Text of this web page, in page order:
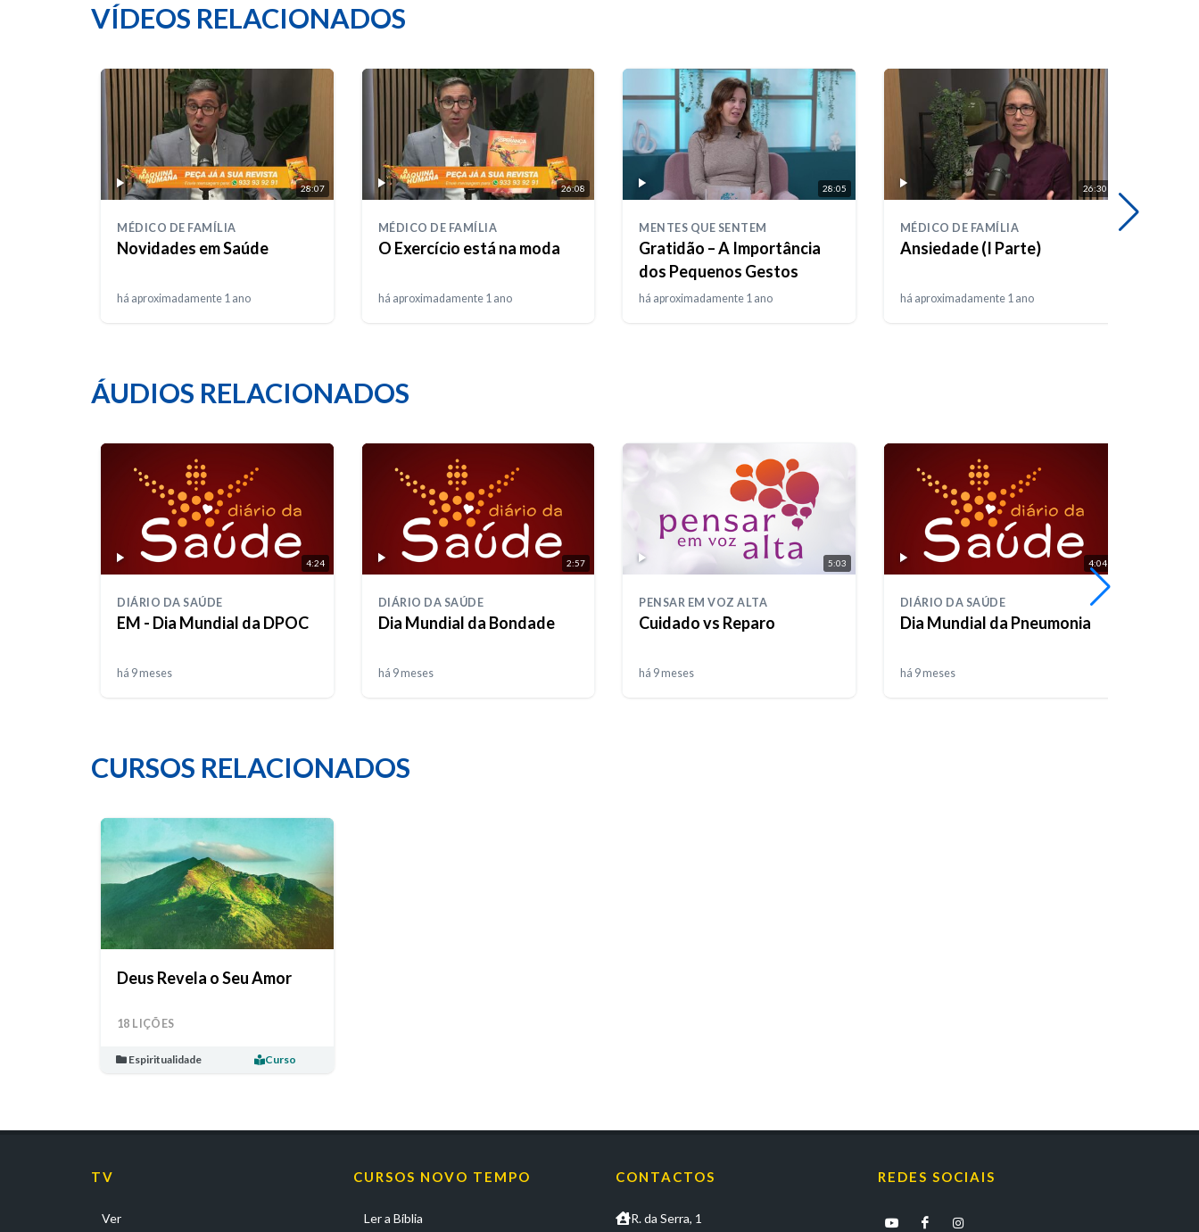
VÍDEOS RELACIONADOS
28:07
MÉDICO DE FAMÍLIA
Novidades em Saúde
há aproximadamente 1 ano
26:08
MÉDICO DE FAMÍLIA
O Exercício está na moda
há aproximadamente 1 ano
28:05
MENTES QUE SENTEM
Gratidão – A Importância
dos Pequenos Gestos
há aproximadamente 1 ano
26:30
MÉDICO DE FAMÍLIA
Ansiedade (I Parte)
há aproximadamente 1 ano
ÁUDIOS RELACIONADOS
4:24
DIÁRIO DA SAÚDE
EM - Dia Mundial da DPOC
há 9 meses
2:57
DIÁRIO DA SAÚDE
Dia Mundial da Bondade
há 9 meses
5:03
PENSAR EM VOZ ALTA
Cuidado vs Reparo
há 9 meses
4:04
DIÁRIO DA SAÚDE
Dia Mundial da Pneumonia
há 9 meses
CURSOS RELACIONADOS
Deus Revela o Seu Amor
18 LIÇÕES
Espiritualidade Curso
TV
Ver
CURSOS NOVO TEMPO
Ler a Bíblia
CONTACTOS
R. da Serra, 1
REDES SOCIAIS